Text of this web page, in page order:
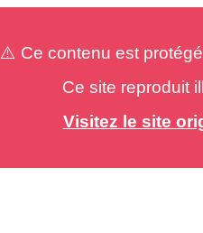
⚠️ Ce contenu est
Ce site reproduit
Visitez le site